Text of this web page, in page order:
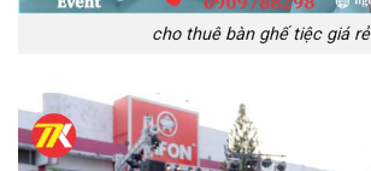
cho thuê bàn ghế tiệc giá rẻ